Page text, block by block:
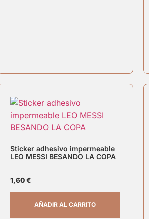
Sticker adhesivo impermeable
LEO MESSI BESANDO LA COPA
1,60€
AÑADIR AL CARRITO